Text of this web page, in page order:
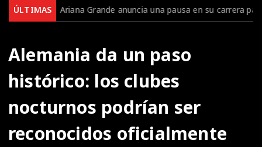
ÚLTIMAS
Grande anuncia una pausa en su carrera para cuidar su salud
Alemania da un paso
histórico: los clubes
nocturnos podrían ser
reconocidos oficialmente